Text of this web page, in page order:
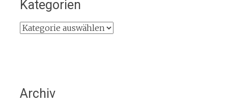
Kategorien
Kategorien
Archiv